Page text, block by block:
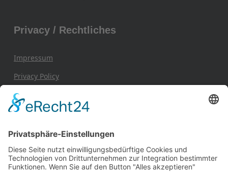
Privacy / Rechtliches
Impressum
Privacy Policy
General Terms and Conditions / AGB
Contact / Kontakt
Frank Hohmann